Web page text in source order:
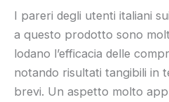
I pareri degli utenti italiani
a questo prodotto sono
lodano l’efficacia delle
notando risultati tangibili in
brevi. Un aspetto molto